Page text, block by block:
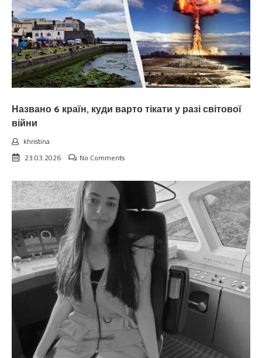
Названо 6 країн, куди варто тікати у разі світової
війни
khristina
23.03.2026
No Comments